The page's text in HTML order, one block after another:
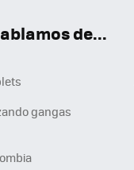
de...
gangas